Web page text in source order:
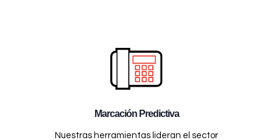
Marcación Predictiva
Nuestras herramientas lideran el sector